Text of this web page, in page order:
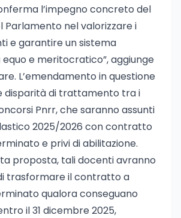
l’impegno concreto del
Parlamento nel valorizzare i
e garantire un sistema
e meritocratico”, aggiunge
L’emendamento in questione
disparità di trattamento tra i
Pnrr, che saranno assunti
2025/2026 con contratto
e privi di abilitazione.
proposta, tali docenti avranno
trasformare il contratto a
qualora conseguano
il 31 dicembre 2025,